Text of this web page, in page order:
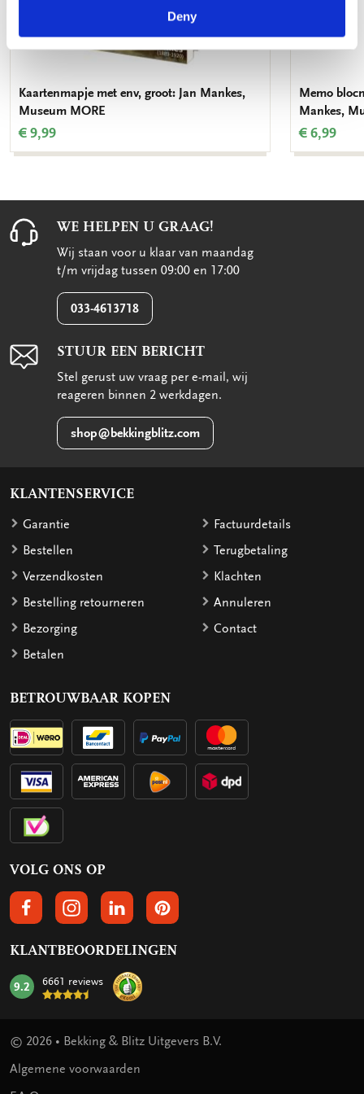
Deny
Kaartenmapje met env, groot: Jan Mankes,
Museum MORE
€ 9,99
Memo
Mankes,
€ 6,99
WE HELPEN U GRAAG!
Wij staan voor u klaar van maandag
t/m vrijdag tussen 09:00 en 17:00
033-4613718
STUUR EEN BERICHT
Stel gerust uw vraag per e-mail, wij
reageren binnen 2 werkdagen.
shop@bekkingblitz.com
KLANTENSERVICE
Garantie
Bestellen
Verzendkosten
Bestelling retourneren
Bezorging
Betalen
Factuurdetails
Terugbetaling
Klachten
Annuleren
Contact
BETROUWBAAR KOPEN
VOLG ONS OP
VOLGS ONS OP FACEBOOK
VOLG ONS OP INSTAGRAM
VOLG ONS OP LINKEDIN
VOLG ONS OP PINTEREST
KLANTBEOORDELINGEN
mark:
9.2 6661 reviews
© 2026 • Bekking & Blitz Uitgevers B.V.
Algemene voorwaarden